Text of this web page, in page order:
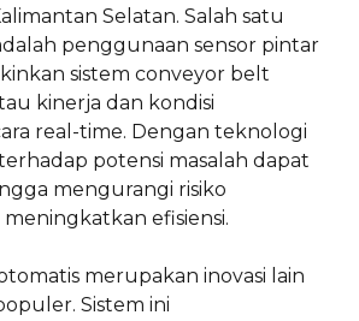
Selatan. Salah satu
penggunaan sensor pintar
sistem conveyor belt
kinerja dan kondisi
real-time. Dengan teknologi
potensi masalah dapat
mengurangi risiko
efisiensi.
merupakan inovasi lain
Sistem ini